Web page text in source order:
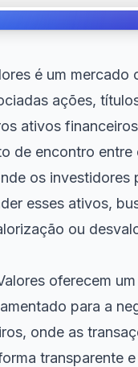
é um mercado
ações,
ativos
de encontro entre
os investidores
esses ativos,
ou
oferecem
para a
onde as
transparente